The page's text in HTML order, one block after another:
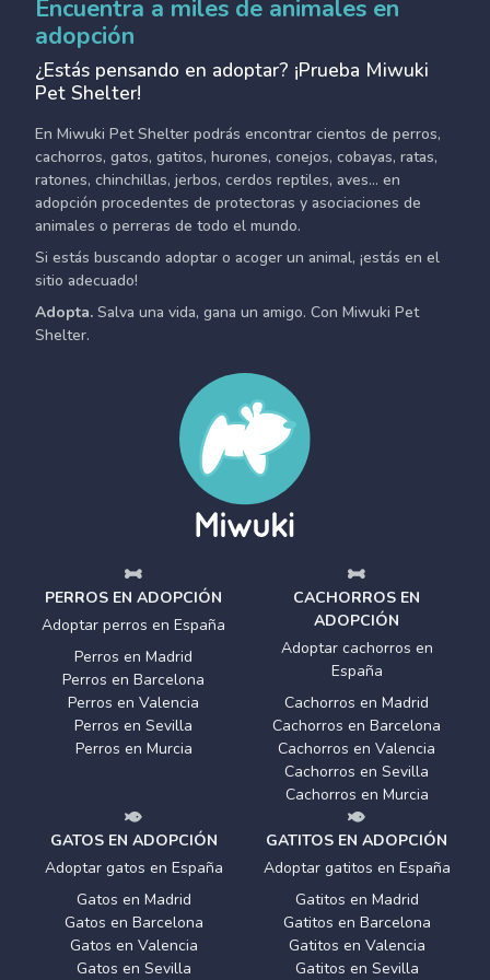
Encuentra a miles de animales en
adopción
¿Estás pensando en adoptar? ¡Prueba Miwuki
Pet Shelter!
En Miwuki Pet Shelter podrás encontrar cientos de perros,
cachorros, gatos, gatitos, hurones, conejos, cobayas, ratas,
ratones, chinchillas, jerbos, cerdos reptiles, aves... en
adopción procedentes de protectoras y asociaciones de
animales o perreras de todo el mundo.
Si estás buscando adoptar o acoger un animal, ¡estás en el
sitio adecuado!
Adopta. Salva una vida, gana un amigo. Con Miwuki Pet
Shelter.
PERROS EN ADOPCIÓN
Adoptar perros en España
Perros en Madrid
Perros en Barcelona
Perros en Valencia
Perros en Sevilla
Perros en Murcia
CACHORROS EN
ADOPCIÓN
Adoptar cachorros en
España
Cachorros en Madrid
Cachorros en Barcelona
Cachorros en Valencia
Cachorros en Sevilla
Cachorros en Murcia
GATOS EN ADOPCIÓN
Adoptar gatos en España
Gatos en Madrid
Gatos en Barcelona
Gatos en Valencia
Gatos en Sevilla
GATITOS EN ADOPCIÓN
Adoptar gatitos en España
Gatitos en Madrid
Gatitos en Barcelona
Gatitos en Valencia
Gatitos en Sevilla